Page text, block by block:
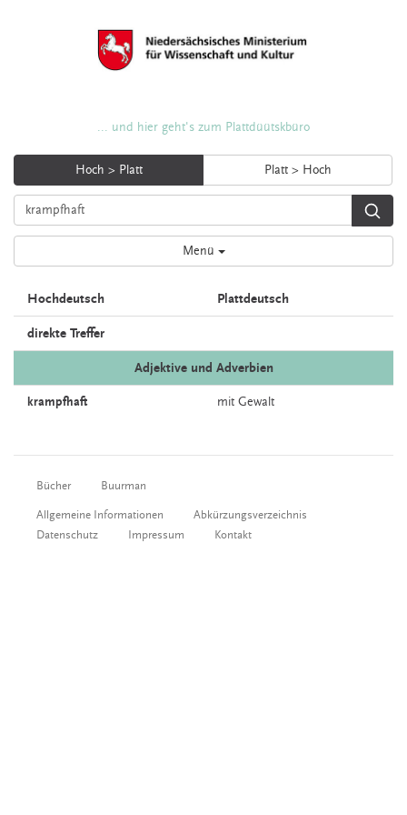
... und hier geht's zum Plattdüütskbüro
Hoch > Platt Platt > Hoch
Menü
Hochdeutsch Plattdeutsch
direkte Treffer
Adjektive und Adverbien
krampfhaft mit Gewalt
Bücher Buurman
Allgemeine Informationen
Abkürzungsverzeichnis
Datenschutz
Impressum Kontakt